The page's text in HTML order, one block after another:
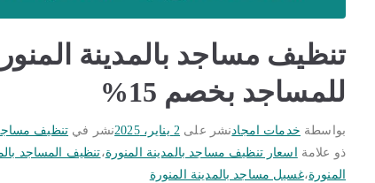
للمساجد بخصم 15%
بواسطة خدمات امجادنشر على 2 يناير، 2025 نشر في تنظيف مساجد
ذو علامة
اسعار تنظيف مساجد بالمدينة المنورة،تنظيف المساجد
المنورة،غسيل مساجد بالمدينة المنورة